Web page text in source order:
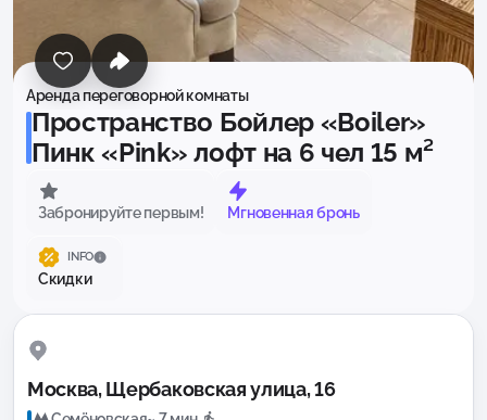
Все фото
Аренда переговорной комнаты
Пространство Бойлер «Boiler»
Пинк «Pink» лофт на 6 чел 15 м²
Забронируйте первым! Мгновенная бронь
INFO
Скидки
Москва, Щербаковская улица, 16